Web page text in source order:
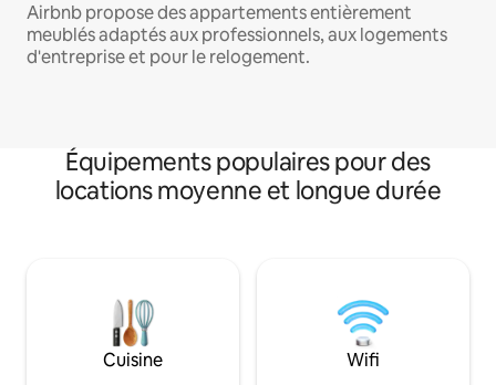
Airbnb propose des appartements entièrement
meublés adaptés aux professionnels, aux logements
d'entreprise et pour le relogement.
Équipements populaires pour des
locations moyenne et longue durée
Cuisine Wifi